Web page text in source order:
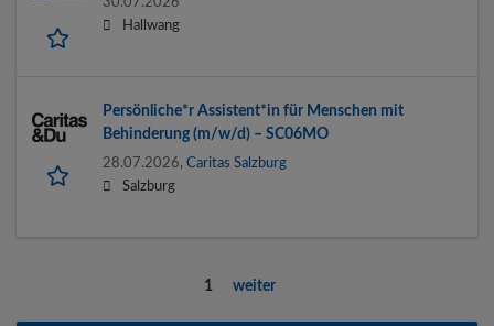
Hallwang
Persönliche*r Assistent*in für Menschen mit
Behinderung (m/w/d) – SC06MO
28.07.2026, Caritas Salzburg
Salzburg
1 weiter